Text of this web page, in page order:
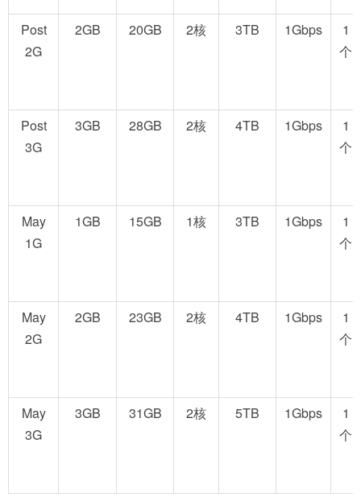
Post
2G
2GB 20GB 2核 3TB 1Gbps
1
个
Post
3G
3GB 28GB 2核 4TB 1Gbps
1
个
May
1G
1GB 15GB 1核 3TB 1Gbps
1
个
May
2G
2GB 23GB 2核 4TB 1Gbps
1
个
May
3G
3GB 31GB 2核 5TB 1Gbps
1
个